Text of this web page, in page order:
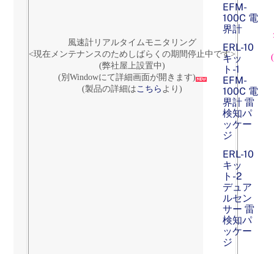
風速計リアルタイムモニタリング
<現在メンテナンスのためしばらくの期間停止中です>
(弊社屋上設置中)
(別Windowにて詳細画面が開きます)
(製品の詳細は こちら より)
EFM-
100C 電
界計
ERL-10
キッ
ト-1
EFM-
100C 電
界計 雷
検知パ
ッケー
ジ
ERL-10
キッ
ト-2
デュア
ルセン
サー 雷
検知パ
ッケー
ジ